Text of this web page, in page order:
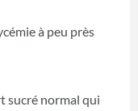
à peu près
sucré normal qui